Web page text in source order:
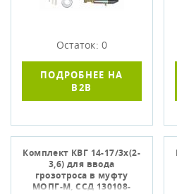
Остаток: 0
ПОДРОБНЕЕ НА
B2B
Комплект КВГ 14-17/3х(2-
3,6) для ввода
грозотроса в муфту
МОПГ-М, ССД 130108-